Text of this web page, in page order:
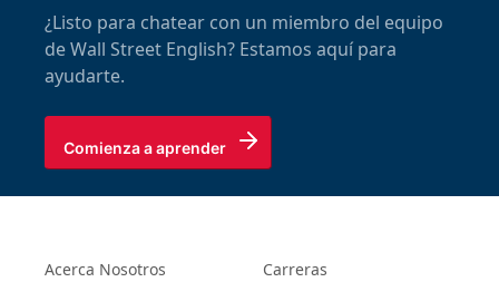
¿Listo para chatear con un miembro del equipo
de Wall Street English? Estamos aquí para
ayudarte.
Comienza a aprender
Acerca Nosotros
Carreras